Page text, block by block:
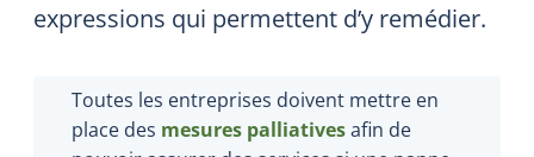
expressions qui permettent d’y remédier.
Toutes les entreprises doivent mettre en
place des mesures palliativesafin de